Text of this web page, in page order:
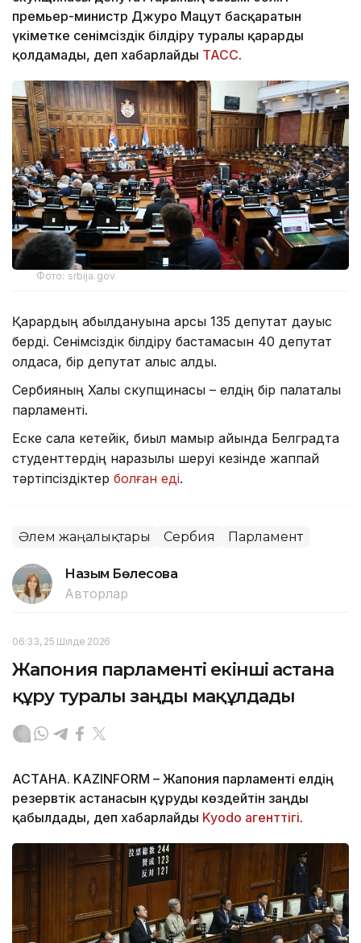
премьер-министр Джуро Мацут басқаратын
үкіметке сенімсіздік білдіру туралы қарарды
қолдамады, деп хабарлайды ТАСС.
Фото: srbija.gov
Қарардың қабылдануына қарсы 135 депутат дауыс
берді. Сенімсіздік білдіру бастамасын 40 депутат
қолдаса, бір депутат қалыс қалды.
Сербияның Халық скупщинасы – елдің бір палаталы
парламенті.
Еске сала кетейік, биыл мамыр айында Белградта
студенттердің наразылық шеруі кезінде жаппай
тәртіпсіздіктер болған еді.
Әлем жаңалықтары Сербия Парламент
Назым Бөлесова
Авторлар
06:33, 25 Шілде 2026
Жапония парламенті екінші астана
құру туралы заңды мақұлдады
АСТАНА. KAZINFORM – Жапония парламенті елдің
резервтік астанасын құруды көздейтін заңды
қабылдады, деп хабарлайды Kyodo агенттігі.